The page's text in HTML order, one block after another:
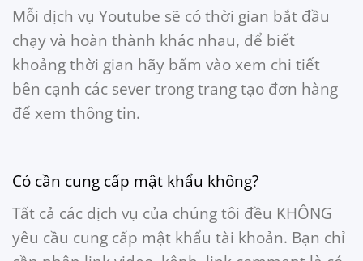
Mỗi dịch vụ Youtube sẽ có thời gian bắt đầu
chạy và hoàn thành khác nhau, để biết
khoảng thời gian hãy bấm vào xem chi tiết
bên cạnh các sever trong trang tạo đơn hàng
để xem thông tin.
Có cần cung cấp mật khẩu không?
Tất cả các dịch vụ của chúng tôi đều KHÔNG
yêu cầu cung cấp mật khẩu tài khoản. Bạn chỉ